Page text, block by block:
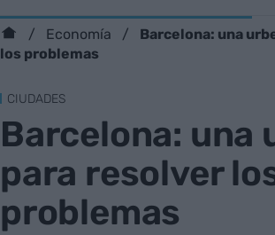
Economía
Barcelona: una
los problemas
CIUDADES
Barcelona: una
para resolver
problemas